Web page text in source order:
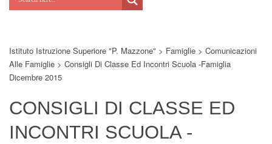
Potenziamoci
Digital Board
Istituto Istruzione Superiore "P. Mazzone" > Famiglie > Comunicazioni
Alle Famiglie > Consigli Di Classe Ed Incontri Scuola -famiglia
Dicembre 2015
CONSIGLI DI CLASSE ED
INCONTRI SCUOLA -